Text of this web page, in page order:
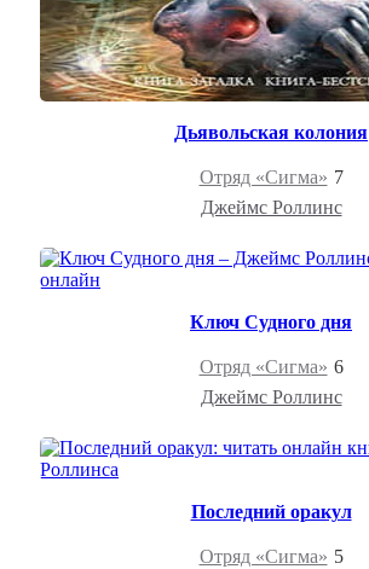
Дьявольская колония
Отряд «Сигма» 7
Джеймс Роллинс
Ключ Судного дня
Отряд «Сигма» 6
Джеймс Роллинс
Последний оракул
Отряд «Сигма» 5